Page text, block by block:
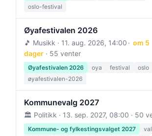
oslo-festival
Øyafestivalen 2026
🎵 Musikk · 11. aug. 2026, 14:00
om 5
dager · 55 venter
Øyafestivalen 2026 oya festival
oslo
øyafestivalen-2026
Kommunevalg 2027
🏛️ Politikk · 13. sep. 2027, 08:00 · 50
Kommune- og fylkestingsvalget 2027